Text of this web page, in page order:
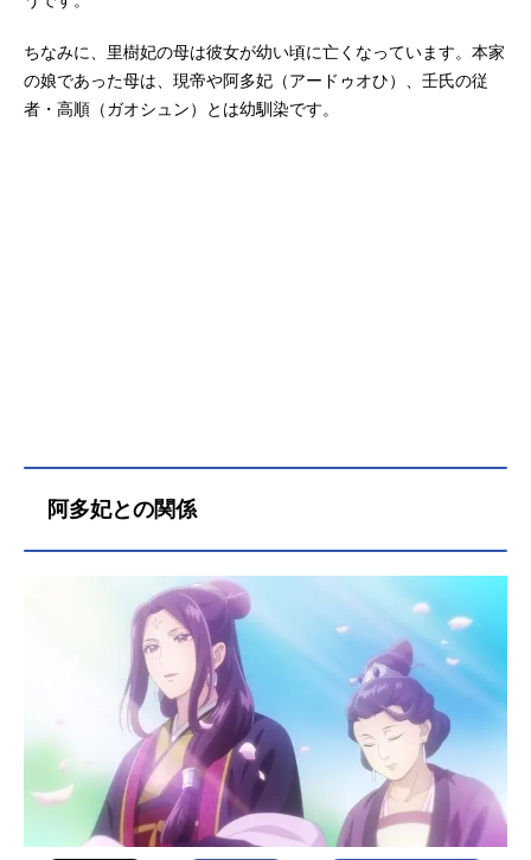
ちなみに、里樹妃の母は彼女が幼い頃に亡くなっています。本家
の娘であった母は、現帝や阿多妃（アードゥオひ）、壬氏の従
者・高順（ガオシュン）とは幼馴染です。
阿多妃との関係